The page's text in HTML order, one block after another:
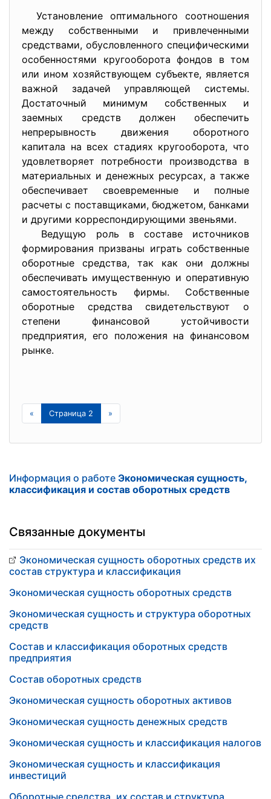
Установление оптимального соотношения
между собственными и привлеченными
средствами, обусловленного специфическими
особенностями кругооборота фондов в том
или ином хозяйствующем субъекте, является
важной задачей управляющей системы.
Достаточный минимум собственных и
заемных средств должен обеспечить
непрерывность движения оборотного
капитала на всех стадиях кругооборота, что
удовлетворяет потребности производства в
материальных и денежных ресурсах, а также
обеспечивает своевременные и полные
расчеты с поставщиками, бюджетом, банками
и другими корреспондирующими звеньями.
Ведущую роль в составе источников
формирования призваны играть собственные
оборотные средства, так как они должны
обеспечивать имущественную и оперативную
самостоятельность фирмы. Собственные
оборотные средства свидетельствуют о
степени финансовой устойчивости
предприятия, его положения на финансовом
рынке.
« Страница 2 »
Информация о работе Экономическая сущность,
классификация и состав оборотных средств
Связанные документы
Экономическая сущность оборотных средств их
состав структура и классификация
Экономическая сущность оборотных средств
Экономическая сущность и структура оборотных
средств
Состав и классификация оборотных средств
предприятия
Состав оборотных средств
Экономическая сущность оборотных активов
Экономическая сущность денежных средств
Экономическая сущность и классификация налогов
Экономическая сущность и классификация
инвестиций
Оборотные средства, их состав и структура